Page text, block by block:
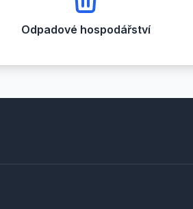
Odpadové hospodářství